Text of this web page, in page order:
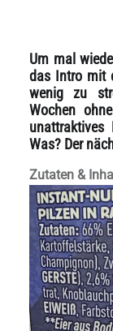
Um mal
das Intro mit
wenig zu
Wochen
Was? Der
Zutaten &